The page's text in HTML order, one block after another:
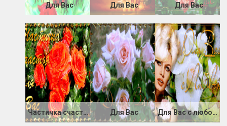
Для Вас Для Вас Для Вас
Частичка счастья для Вас Для Вас Для Вас с любовью